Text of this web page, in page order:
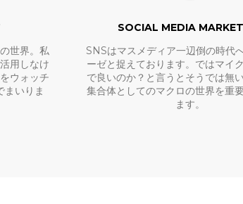
世界。私
用しなけ
ウォッチ
まいりま
SOCIAL MEDIA
SNSはマスメディア一辺倒の時代
ーゼと捉えております。ではマイ
で良いのか？と言うとそうでは無
集合体としてのマクロの世界を重
ます。